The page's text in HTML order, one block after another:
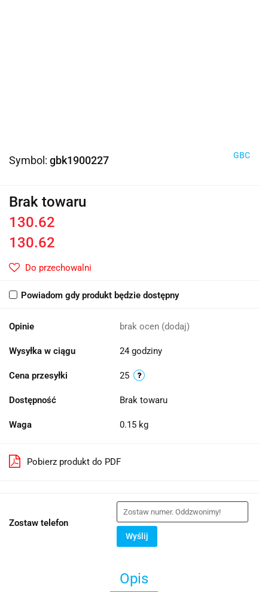
Symbol: gbk1900227 GBC
Brak towaru
130.62
130.62
Do przechowalni
Powiadom gdy produkt będzie dostępny
Opinie brak ocen (dodaj)
Wysyłka w ciągu 24 godziny
Cena przesyłki 25
Dostępność Brak towaru
Waga 0.15 kg
Pobierz produkt do PDF
Zostaw telefon
Wyślij
Opis